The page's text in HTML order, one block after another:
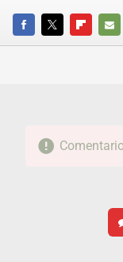
FACEBOOKTWITTERFLIPBOARD
E-